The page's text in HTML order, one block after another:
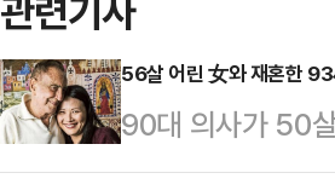
56살 어린 女와 재혼한
90대 의사가 50
있다. 이들은 두